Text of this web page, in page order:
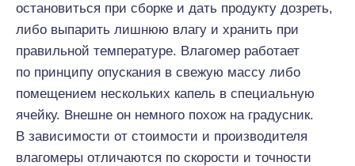
остановиться при сборке и дать продукту дозреть,
либо выпарить лишнюю влагу и хранить при
правильной температуре. Влагомер работает
по принципу опускания в свежую массу либо
помещением нескольких капель в специальную
ячейку. Внешне он немного похож на градусник.
В зависимости от стоимости и производителя
влагомеры отличаются по скорости и точности